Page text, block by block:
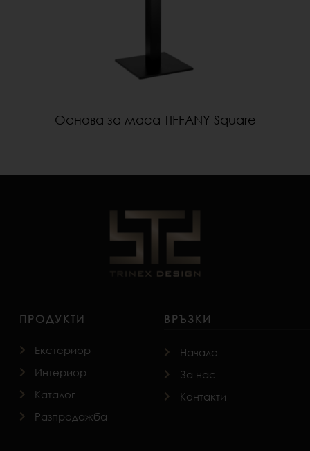
Основа за маса TIFFANY Square
ПРОДУКТИ
Екстериор
Интериор
Каталог
Разпродажба
ВРЪЗКИ
Начало
За нас
Контакти